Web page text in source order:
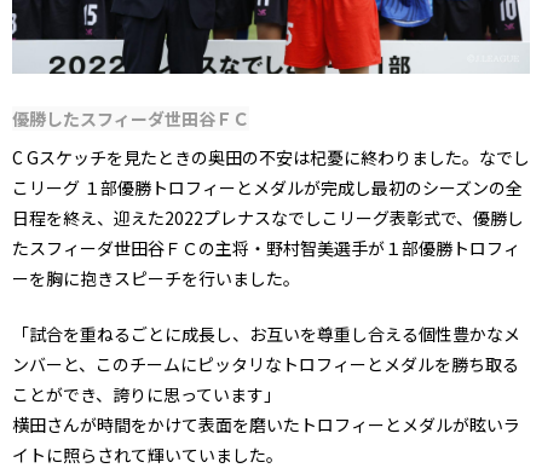
優勝したスフィーダ世田谷ＦＣ
C Gスケッチを見たときの奥田の不安は杞憂に終わりました。なでし
こリーグ １部優勝トロフィーとメダルが完成し最初のシーズンの全
日程を終え、迎えた2022プレナスなでしこリーグ表彰式で、優勝し
たスフィーダ世田谷ＦＣの主将・野村智美選手が１部優勝トロフィ
ーを胸に抱きスピーチを行いました。
「試合を重ねるごとに成長し、お互いを尊重し合える個性豊かなメ
ンバーと、このチームにピッタリなトロフィーとメダルを勝ち取る
ことができ、誇りに思っています」
横田さんが時間をかけて表面を磨いたトロフィーとメダルが眩いラ
イトに照らされて輝いていました。